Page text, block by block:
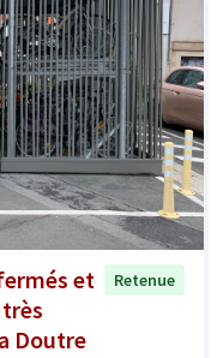
et
Doutre
Retenue